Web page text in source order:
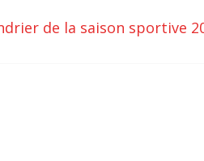
de la saison sportive